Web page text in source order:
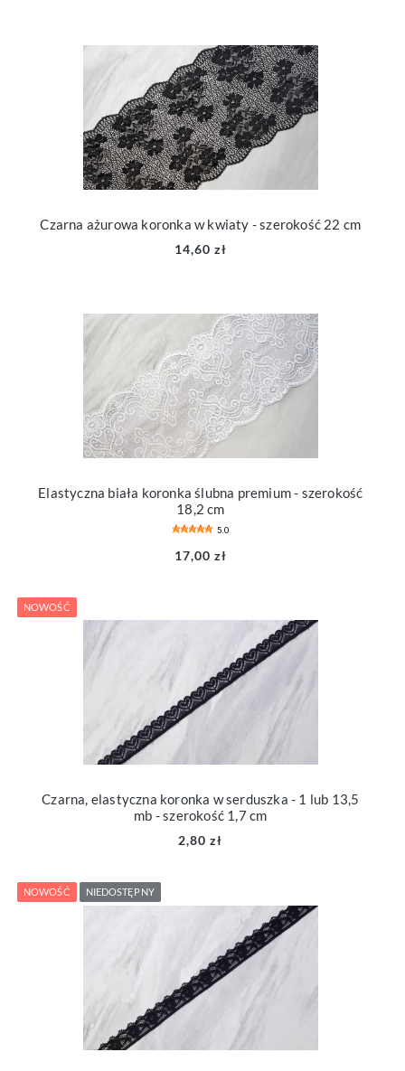
Czarna ażurowa koronka w kwiaty - szerokość 22 cm
14,60 zł
Elastyczna biała koronka ślubna premium - szerokość
18,2 cm
5.0
17,00 zł
Czarna, elastyczna koronka w serduszka - 1 lub 13,5
mb - szerokość 1,7 cm
2,80 zł
NOWOŚĆ
NOWOŚĆ NIEDOSTĘPNY